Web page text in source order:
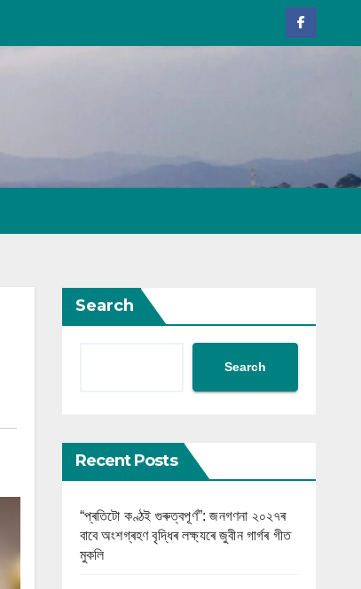
Search
Search
Recent Posts
“প্ৰতিটো কণ্ঠই গুৰুত্বপূৰ্ণ”: জনগণনা ২০২৭ৰ
বাবে অংশগ্ৰহণ বৃদ্ধিৰ লক্ষ্যৰে জুবীন গাৰ্গৰ গীত
মুকলি